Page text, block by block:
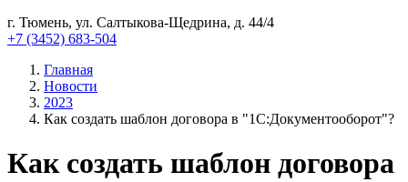
г. Тюмень, ул. Салтыкова-Щедрина, д. 44/4
+7 (3452) 683-504
Главная
Новости
2023
Как создать шаблон договора в "1С:Документооборот"?
Как создать шаблон договора